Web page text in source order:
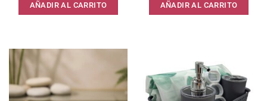
AÑADIR AL CARRITO AÑADIR AL CARRITO